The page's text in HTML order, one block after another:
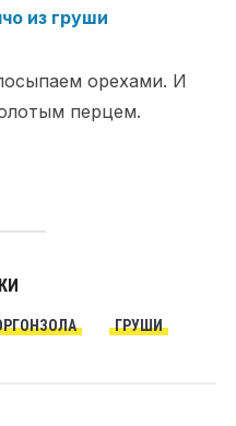
орехами. И
перцем.
ГРУШИ